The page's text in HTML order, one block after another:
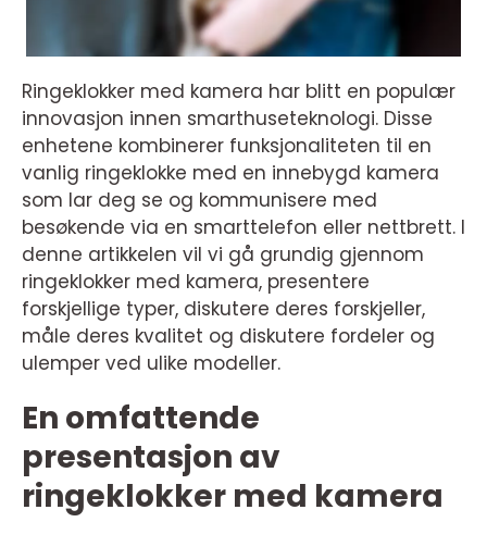
Ringeklokker med kamera har blitt en populær
innovasjon innen smarthuseteknologi. Disse
enhetene kombinerer funksjonaliteten til en
vanlig ringeklokke med en innebygd kamera
som lar deg se og kommunisere med
besøkende via en smarttelefon eller nettbrett. I
denne artikkelen vil vi gå grundig gjennom
ringeklokker med kamera, presentere
forskjellige typer, diskutere deres forskjeller,
måle deres kvalitet og diskutere fordeler og
ulemper ved ulike modeller.
En omfattende
presentasjon av
ringeklokker med kamera